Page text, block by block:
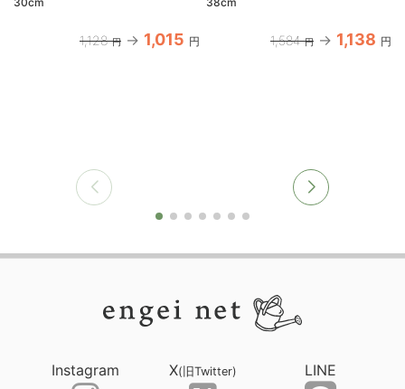
1,128 円 1,015 円 1,584 円 1,138 円
Instagram X(旧Twitter) LINE